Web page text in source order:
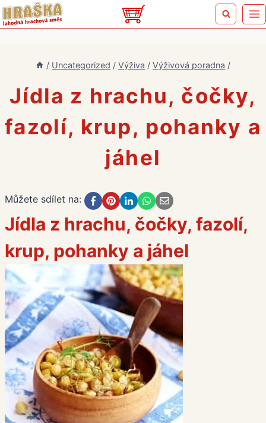
Přeskočit
na
/ Uncategorized / Výživa / Výživová poradna /
Jídla z hrachu, čočky,
fazolí, krup, pohanky a
jáhel
Můžete sdílet na:
Jídla z hrachu, čočky, fazolí,
krup, pohanky a jáhel